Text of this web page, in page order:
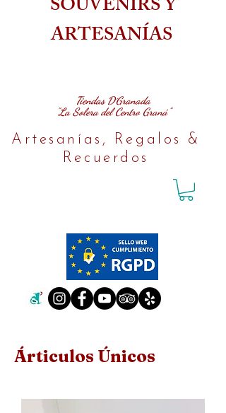
SOUVENIRS Y
ARTESANÍAS
Tiendas D´Granada
"La Solera del Centro Graná"
Artesanías, Regalos &
Recuerdos
Árticulos Únicos